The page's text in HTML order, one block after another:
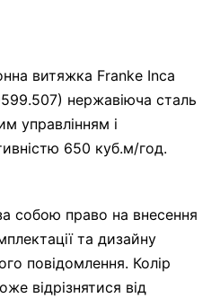
витяжка Franke Inca
нержавіюча сталь
управлінням і
650 куб.м/год.
собою право на внесення
та дизайну
повідомлення. Колір
відрізнятися від